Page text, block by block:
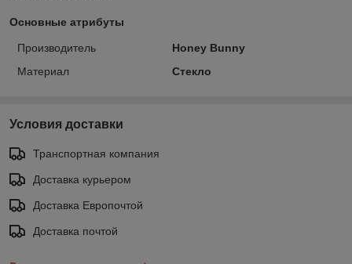
Основные атрибуты
Производитель
Honey Bunny
Материал
Стекло
Условия доставки
Транспортная компания
Доставка курьером
Доставка Европочтой
Доставка почтой